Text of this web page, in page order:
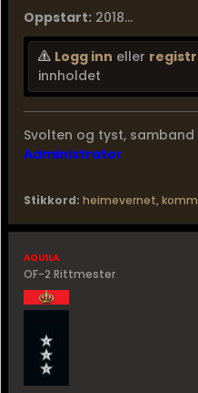
Oppstart: 2018...
Logg inn eller
innholdet
Svolten og tyst,
Administrator
Stikkord: heimevernet,
aquila
OF-2 Rittmester